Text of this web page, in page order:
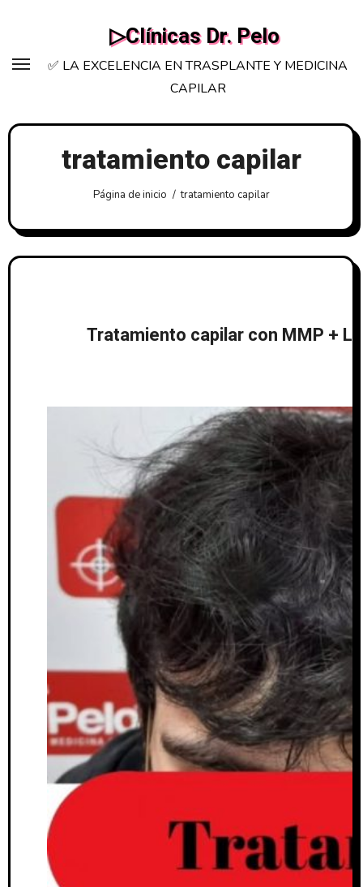
contenido
▷Clínicas Dr. Pelo
✅ LA EXCELENCIA EN TRASPLANTE Y MEDICINA
CAPILAR
tratamiento capilar
Página de inicio tratamiento capilar
Tratamiento capilar con MMP +